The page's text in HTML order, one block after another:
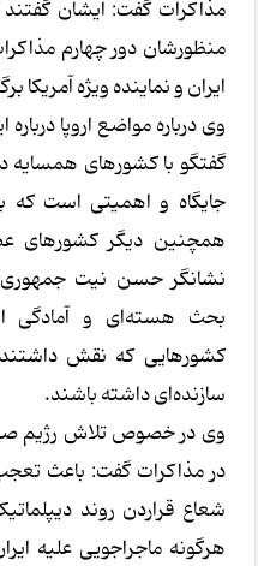
مذاکرات گفت: ایشان
منظورشان دور چهارم
ایران و نماینده ویژه آمریکا
وی درباره مواضع اروپا
گفتگو با کشورهای
جایگاه و اهمیتی است که
همچنین دیگر کشورهای
نشانگر حسن نیت جمهوری
بحث هسته‌ای و آمادگی
کشورهایی که نقش
سازنده‌ای داشته باشند.
وی در خصوص تلاش رژیم
در مذاکرات گفت: باعث
شعاع قراردن روند
هرگونه ماجراجویی علیه